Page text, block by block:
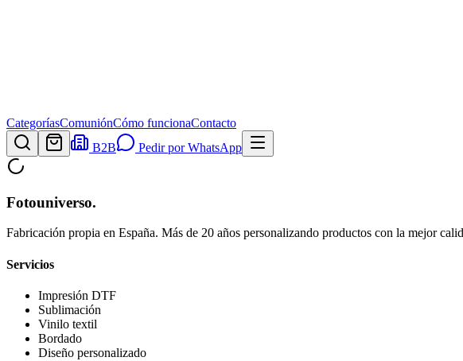
CategoríasComuniónCómo funcionaContacto
B2B
Pedir por WhatsApp
Fotouniverso.
Fabricación propia en España. Más de 20 años personalizando productos con la mejor
Servicios
Impresión DTF
Sublimación
Vinilo textil
Bordado
Diseño personalizado